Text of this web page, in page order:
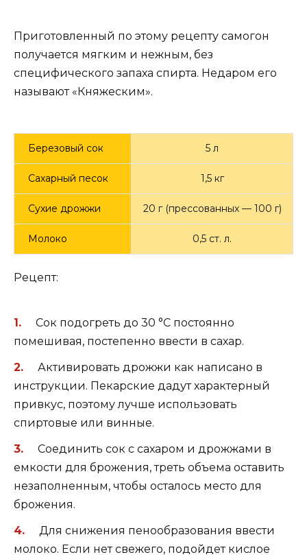
Приготовленный по этому рецепту самогон
получается мягким и нежным, без
специфического запаха спирта. Недаром его
называют «Княжеским».
Березовый сок 5 л
Сахарный песок 1,5 кг
Сухие дрожжи 20 г (прессованных — 100 г)
Молоко 0,5 ст. л.
Рецепт:
Сок подогреть до 30 °С постоянно
помешивая, постепенно ввести в сахар.
Активировать дрожжи как написано в
инструкции. Пекарские дадут характерный
привкус, поэтому лучше использовать
спиртовые или винные.
Соединить сок с сахаром и дрожжами в
емкости для брожения, треть объема оставить
незаполненным, чтобы осталось место для
брожения.
Для снижения пенообразования ввести
молоко. Если нет свежего, подойдет кислое